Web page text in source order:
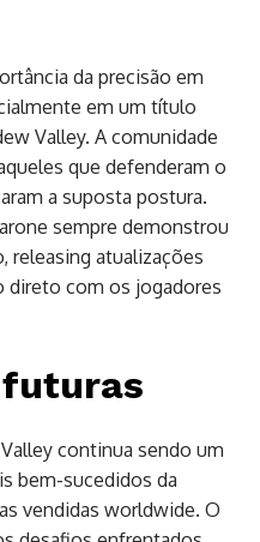
da precisão em
em um título
Valley. A comunidade
que defenderam o
a suposta postura.
sempre demonstrou
releasing atualizações
direto com os jogadores
continua sendo um
bem-sucedidos da
vendidas worldwide. O